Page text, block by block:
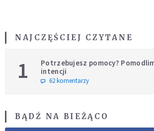
NAJCZĘŚCIEJ CZYTANE
1
Potrzebujesz pomocy?
intencji
62 komentarzy
BĄDŹ NA BIEŻĄCO